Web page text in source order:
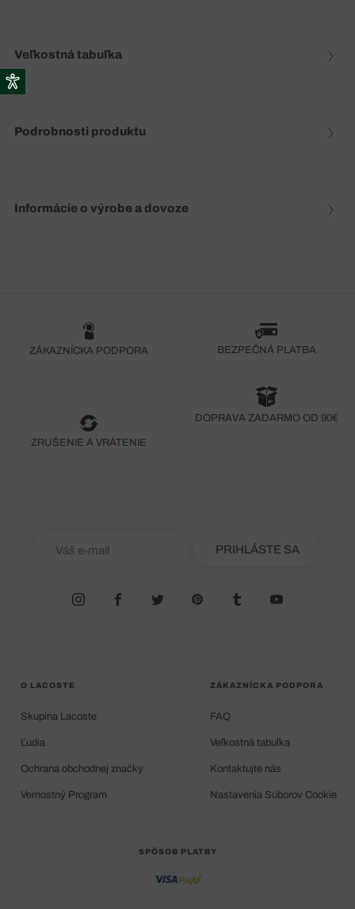
Veľkostná tabuľka
Podrobnosti produktu
Informácie o výrobe a dovoze
ZÁKAZNÍCKA PODPORA BEZPEČNÁ PLATBA
ZRUŠENIE A VRÁTENIE
DOPRAVA ZADARMO OD 90€
PRIHLÁSTE SA
O LACOSTE
Skupina Lacoste
Ľudia
Ochrana obchodnej značky
Vernostný Program
ZÁKAZNÍCKA PODPORA
FAQ
Veľkostná tabuľka
Kontaktujte nás
Nastavenia Súborov Cookie
SPÔSOB PLATBY